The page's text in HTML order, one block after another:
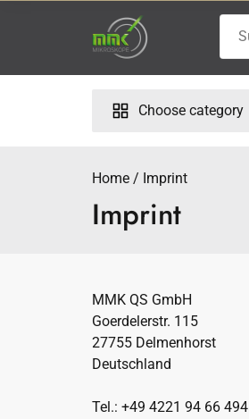
for:
Choose category
Home Imprint
Imprint
MMK QS GmbH
Goerdelerstr. 115
27755 Delmenhorst
Deutschland
Tel.: +49 4221 94 66 494